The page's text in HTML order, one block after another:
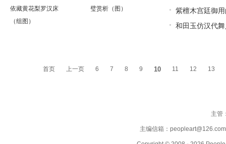
依藏黄花梨罗汉床
（组图）
璧赏析（图）
紫檀木宫廷御
和田玉仿汉代
首页 上一页 6 7 8 9 10 11 12 13
主管
主编信箱：